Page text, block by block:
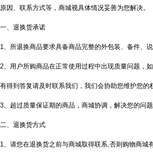
原因、联系方式等，商城视具体情况妥善为您解决。
一、退换货承诺
1、所退换商品要求具备商品完整的外包装、备件、
2、用户所购商品在正常使用过程中出现质量问题，
有得到答复请及时联系我们，我们会协助您维护您的
3、超过质量保证期的商品，商城协调，解决您的问
二、退换货方式
1、请您在退换货之前与商城取得联系,否则购物商